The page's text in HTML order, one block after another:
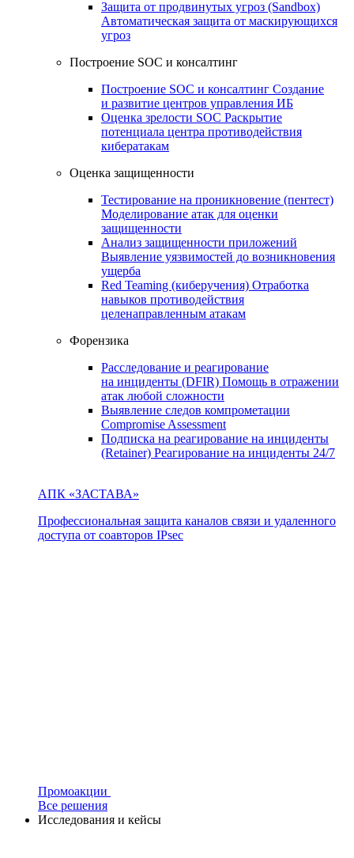
Защита от продвинутых угроз (Sandbox)
Автоматическая защита от маскирующихся
угроз
Построение SOC и консалтинг
Построение SOC и консалтинг Создание
и развитие центров управления ИБ
Оценка зрелости SOC Раскрытие
потенциала центра противодействия
кибератакам
Оценка защищенности
Тестирование на проникновение (пентест)
Моделирование атак для оценки
защищенности
Анализ защищенности приложений
Выявление уязвимостей до возникновения
ущерба
Red Teaming (киберучения) Отработка
навыков противодействия
целенаправленным атакам
Форензика
Расследование и реагирование
на инциденты (DFIR) Помощь в отражении
атак любой сложности
Выявление следов компрометации
Compromise Assessment
Подписка на реагирование на инциденты
(Retainer) Реагирование на инциденты 24/7
АПК «ЗАСТАВА»
Профессиональная защита каналов связи и удаленного
доступа от соавторов IPsec
Промоакции
Все решения
Исследования и кейсы